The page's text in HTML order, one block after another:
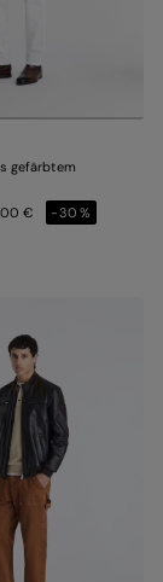
gefärbtem
€
-30%